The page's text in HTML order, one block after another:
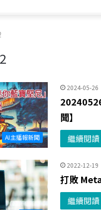
AI主播報新聞
2024-05-26
聞】
繼續閱讀
2022-12-19
打敗
繼續閱讀